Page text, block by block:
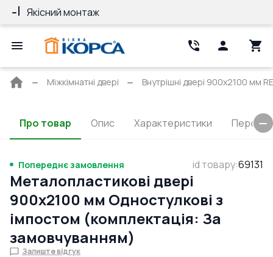
Якісний монтаж
Головна
Міжкімнатні двері Внутрішні двері 900x2100 мм
Про товар Опис Характеристики
Попереднє замовлення id товару:69131
Металопластикові двері
900x2100 мм Одностулкові з
імпостом (комплектація: За
замовчуванням)
Залиште відгук